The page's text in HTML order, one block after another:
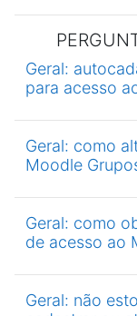
Geral:
para acesso
Geral: como
Moodle
Geral: como
de acesso ao
Geral: não